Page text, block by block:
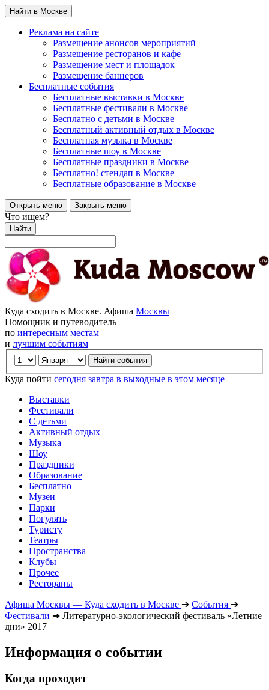
Найти в Москве
Реклама на сайте
Размещение анонсов мероприятий
Размещение ресторанов и кафе
Размещение мест и площадок
Размещение баннеров
Бесплатные события
Бесплатные выставки в Москве
Бесплатные фестивали в Москве
Бесплатно с детьми в Москве
Бесплатный активный отдых в Москве
Бесплатная музыка в Москве
Бесплатные шоу в Москве
Бесплатные праздники в Москве
Бесплатно! стендап в Москве
Бесплатные образование в Москве
Открыть меню Закрыть меню
Что ищем?
Найти
Куда сходить в Москве. Афиша Москвы
Помощник и путеводитель
по интересным местам
и лучшим событиям
Куда пойти сегодня завтра в выходные в этом месяце
Выставки
Фестивали
С детьми
Активный отдых
Музыка
Шоу
Праздники
Образование
Бесплатно
Музеи
Парки
Погулять
Туристу
Театры
Пространства
Клубы
Прочее
Рестораны
Афиша Москвы — Куда сходить в Москве ➔ События ➔
Фестивали ➔ Литературно-экологический фестиваль «Летние
дни» 2017
Информация о событии
Когда проходит